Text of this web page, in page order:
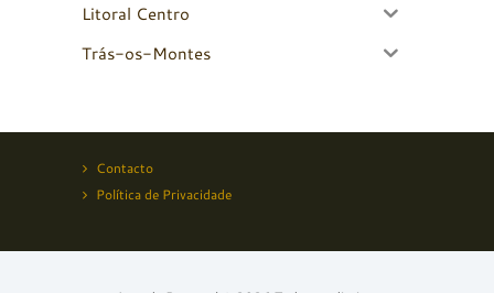
Litoral Centro
Trás-os-Montes
Contacto
Política de Privacidade